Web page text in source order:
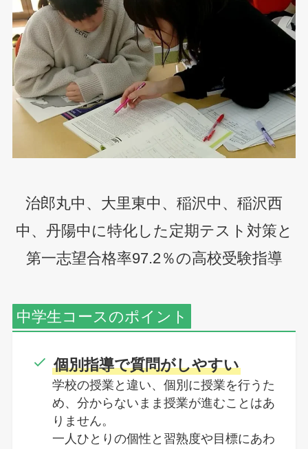
治郎丸中、大里東中、稲沢中、稲沢西
中、丹陽中に特化した定期テスト対策と
第一志望合格率97.2％の高校受験指導
中学生コースのポイント
個別指導で質問がしやすい
学校の授業と違い、個別に授業を行うた
め、分からないまま授業が進むことはあ
りません。
一人ひとりの個性と習熟度や目標にあわ